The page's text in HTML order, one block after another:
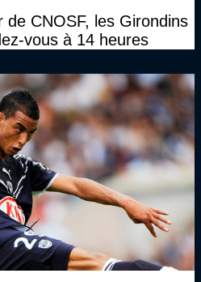
de CNOSF, les Girondins
vous à 14 heures